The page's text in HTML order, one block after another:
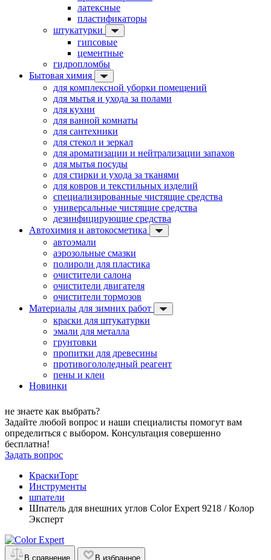
латексные
пластификаторы
штукатурки
гипсовые
цементные
гидропломбы
Бытовая химия
для комплексной уборки помещений
для мытья и ухода за полами
для кухни
для ванной комнаты
для сантехники
для стекол и зеркал
для ароматизации и нейтрализации запахов
для мытья посуды
для стирки и ухода за тканями
для ковров и текстильных изделий
специализированные чистящие средства
универсальные чистящие средства
дезинфицирующие средства
Автохимия и автокосметика
автоэмали
аэрозольные смазки
полироли для пластика
очистители салона
очистители двигателя
очистители тормозов
Материалы для зимних работ
краски для штукатурки
эмали для металла
грунтовки
пропитки для древесины
противогололедный реагент
пены и клеи
Новинки
не знаете как выбрать?
Задайте любой вопрос и наши специалисты помогут вам
определиться с выбором. Консультация совершенно
бесплатна!
Задать вопрос
КраскиТорг
Инструменты
шпатели
Шпатель для внешних углов Color Expert 9218 / Колор
Эксперт
В сравнение В избранное